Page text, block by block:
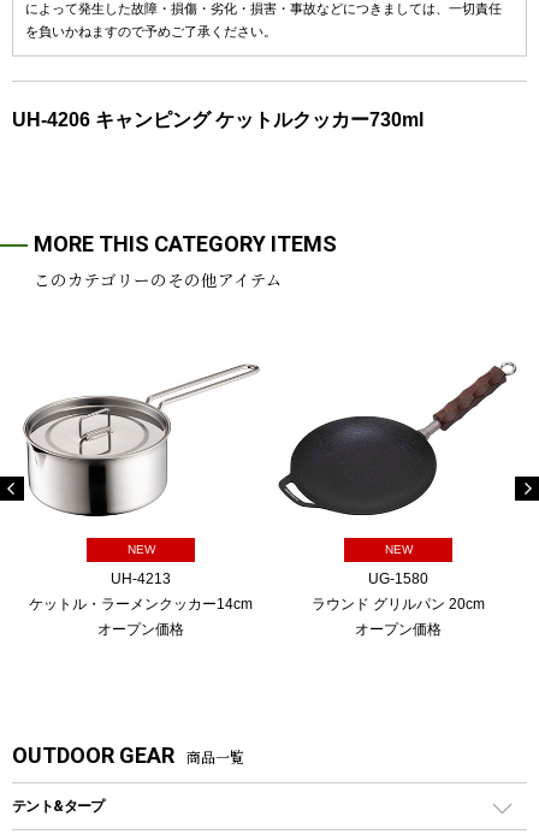
によって発生した故障・損傷・劣化・損害・事故などにつきましては、一切責任
を負いかねますので予めご了承ください。
UH-4206 キャンピング ケットルクッカー730ml
MORE THIS CATEGORY ITEMS
このカテゴリーのその他アイテム
NEW
UH-4213
ケットル・ラーメンクッカー14cm
オープン価格
NEW
UG-1580
ラウンド グリルパン 20cm
オープン価格
OUTDOOR GEAR 商品一覧
テント&タープ